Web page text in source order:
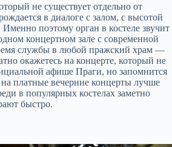
не существует отдельно от
в диалоге с залом, с высотой
поэтому орган в костеле звучит
концертном зале с современной
службы в любой пражский храм —
окажетесь на концерте, который не
афише Праги, но запомнится
платные вечерние концерты лучше
в популярных костелах заметно
быстро.